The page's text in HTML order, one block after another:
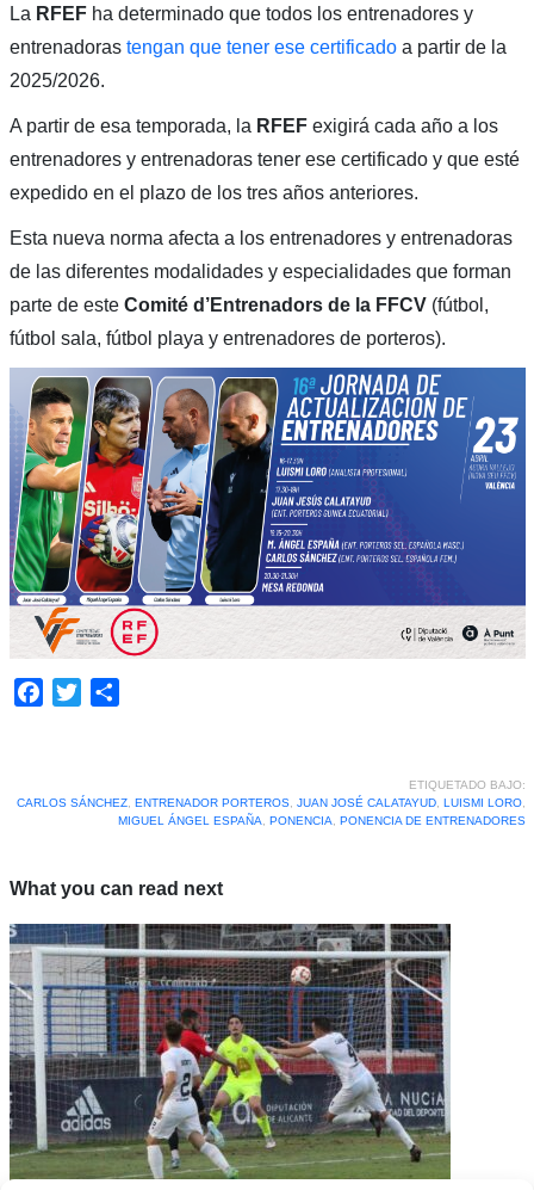
La RFEFha determinado que todos los entrenadores y
entrenadoras tengan que tener ese certificado a partir de la
2025/2026.
A partir de esa temporada, la RFEFexigirá cada año a los
entrenadores y entrenadoras tener ese certificado y que esté
expedido en el plazo de los tres años anteriores.
Esta nueva norma afecta a los entrenadores y entrenadoras
de las diferentes modalidades y especialidades que forman
parte de este Comité d’Entrenadors de la FFCV(fútbol,
fútbol sala, fútbol playa y entrenadores de porteros).
Facebook
Twitter
ETIQUETADO BAJO:
CARLOS SÁNCHEZ, ENTRENADOR PORTEROS, JUAN JOSÉ CALATAYUD, LUISMI LORO,
MIGUEL ÁNGEL ESPAÑA
PONENCIA PONENCIA DE ENTRENADORES
What you can read next